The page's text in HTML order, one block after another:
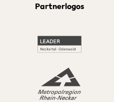
Partnerlogos